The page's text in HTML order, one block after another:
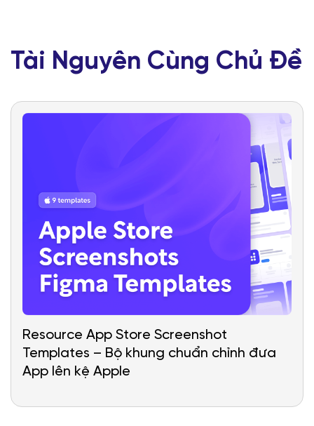
Tài Nguyên Cùng Chủ Đề
Resource App Store Screenshot
Templates – Bộ khung chuẩn chỉnh đưa
App lên kệ Apple